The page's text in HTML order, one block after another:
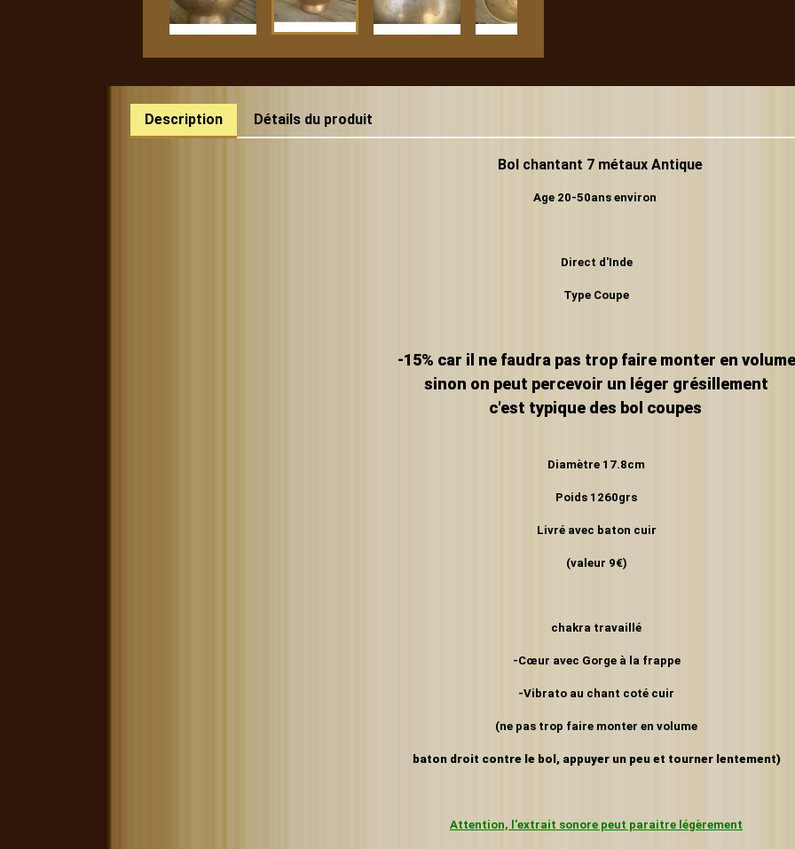
Description Détails du produit
Bol chantant 7 métaux Antique
Age 20-50ans environ
Direct d'Inde
Type Coupe
-15% car il ne faudra pas trop faire monter en volume
sinon on peut percevoir un léger grésillement
c'est typique des bol coupes
Diamètre 17.8cm
Poids 1260grs
Livré avec baton cuir
(valeur 9€)
chakra travaillé
-Cœur avec Gorge à la frappe
-Vibrato au chant coté cuir
(ne pas trop faire monter en volume
baton droit contre le bol, appuyer un peu et tourner lentement)
Attention, l'extrait sonore peut paraitre légèrement